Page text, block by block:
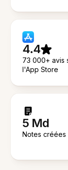
4.4
73 000+ avis
l'App Store
5 Md
Notes créées